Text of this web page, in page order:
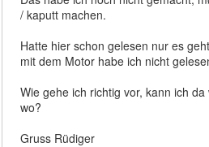
/ kaputt machen.
Hatte hier schon gelesen nur es
mit dem Motor habe ich nicht
Wie gehe ich richtig vor, kann ich
wo?
Gruss Rüdiger